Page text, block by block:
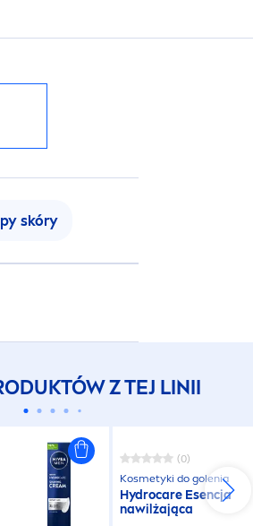
skóry
Z TEJ LINII
(0)
Kosmetyki do golenia
Hydrocare Esencja
nawilżająca